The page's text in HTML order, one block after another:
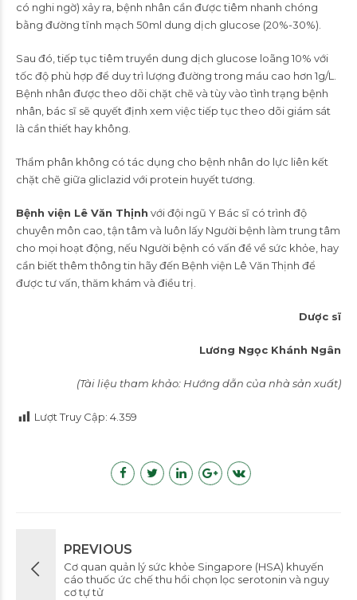
có nghi ngờ) xảy ra, bệnh nhân cần được tiêm nhanh chóng
bằng đường tĩnh mạch 50ml dung dịch glucose (20%-30%).
Sau đó, tiếp tục tiêm truyền dung dịch glucose loãng 10% với
tốc độ phù hợp để duy trì lượng đường trong máu cao hơn 1g/L.
Bệnh nhân được theo dõi chặt chẽ và tùy vào tình trạng bệnh
nhân, bác sĩ sẽ quyết định xem việc tiếp tục theo dõi giám sát
là cần thiết hay không.
Thẩm phân không có tác dụng cho bệnh nhân do lực liên kết
chặt chẽ giữa gliclazid với protein huyết tương.
Bệnh viện Lê Văn Thịnh với đội ngũ Y Bác sĩ có trình độ
chuyên môn cao, tận tâm và luôn lấy Người bệnh làm trung tâm
cho mọi hoạt động, nếu Người bệnh có vấn đề về sức khỏe, hay
cần biết thêm thông tin hãy đến Bệnh viện Lê Văn Thịnh để
được tư vấn, thăm khám và điều trị.
Dược sĩ
Lương Ngọc Khánh Ngân
(Tài liệu tham khảo: Hướng dẫn của nhà sản xuất)
Lượt Truy Cập: 4.359
PREVIOUS
Cơ quan quản lý sức khỏe Singapore (HSA) khuyến
cáo thuốc ức chế thu hồi chọn lọc serotonin và nguy
cơ tự tử